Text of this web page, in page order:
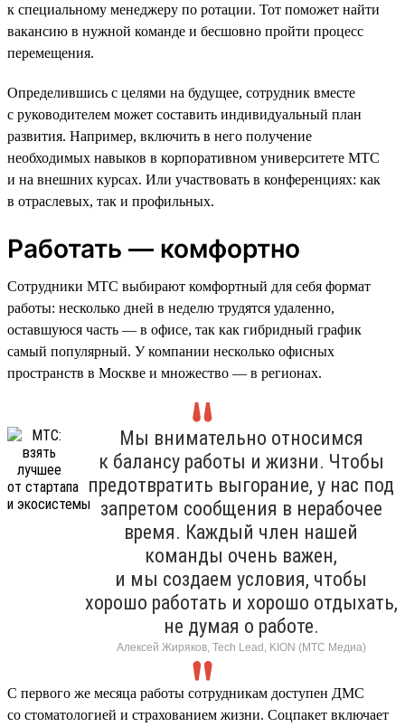
к специальному менеджеру по ротации. Тот поможет найти
вакансию в нужной команде и бесшовно пройти процесс
перемещения.
Определившись с целями на будущее, сотрудник вместе
с руководителем может составить индивидуальный план
развития. Например, включить в него получение
необходимых навыков в корпоративном университете МТС
и на внешних курсах. Или участвовать в конференциях: как
в отраслевых, так и профильных.
Работать — комфортно
Сотрудники МТС выбирают комфортный для себя формат
работы: несколько дней в неделю трудятся удаленно,
оставшуюся часть — в офисе, так как гибридный график
самый популярный. У компании несколько офисных
пространств в Москве и множество — в регионах.
Мы внимательно относимся
к балансу работы и жизни. Чтобы
предотвратить выгорание, у нас под
запретом сообщения в нерабочее
время. Каждый член нашей
команды очень важен,
и мы создаем условия, чтобы
хорошо работать и хорошо отдыхать,
не думая о работе.
Алексей Жиряков, Tech Lead, KION (МТС Медиа)
С первого же месяца работы сотрудникам доступен ДМС
со стоматологией и страхованием жизни. Соцпакет включает